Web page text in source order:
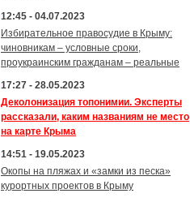
12:45 - 04.07.2023
Избирательное правосудие в Крыму:
чиновникам – условные сроки,
проукраинским гражданам – реальные
17:27 - 28.05.2023
Деколонизация топонимии. Эксперты
рассказали, каким названиям не место
на карте Крыма
14:51 - 19.05.2023
Окопы на пляжах и «замки из песка»
курортных проектов в Крыму